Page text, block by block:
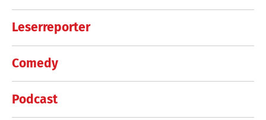
Leserreporter
Comedy
Podcast